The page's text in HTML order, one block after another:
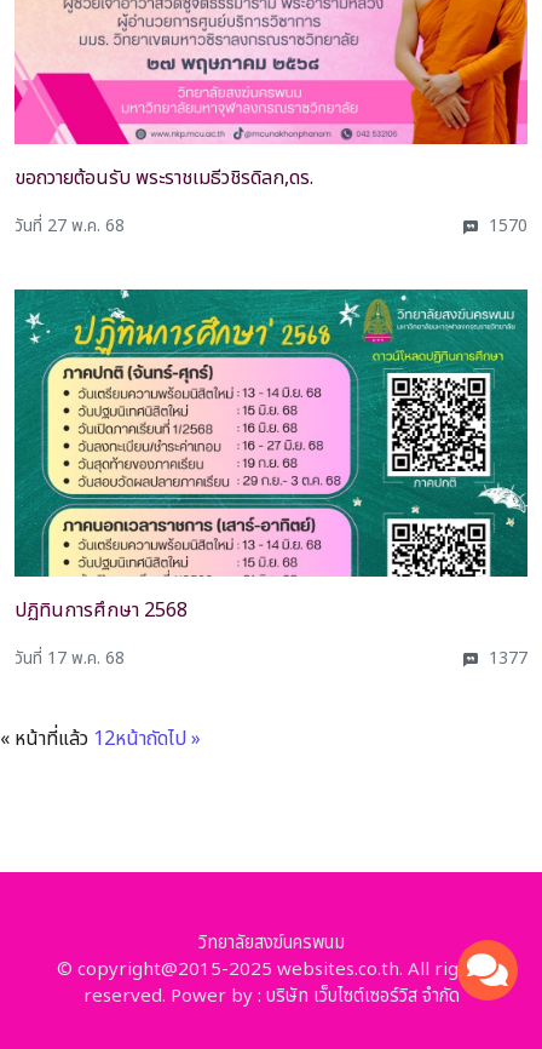
ขอถวายต้อนรับ พระราชเมธีวชิรดิลก,ดร.
วันที่ 27 พ.ค. 68 1570
ปฏิทินการศึกษา 2568
วันที่ 17 พ.ค. 68 1377
« หน้าที่แล้ว 12หน้าถัดไป »
วิทยาลัยสงฆ์นครพนม
© copyright@2015-2025 websites.co.th. All rights
reserved. Power by : บริษัท เว็บไซต์เซอร์วิส จำกัด